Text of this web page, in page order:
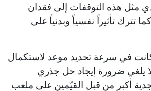
مثل هذه التوقفات إلى فقدان
تترك تأثيراً نفسياً وبدنياً على
كانت في سرعة تحديد موعد لاستكمال
يلغي ضرورة إيجاد حل جذري
أكبر من قبل القيّمين على ملعب